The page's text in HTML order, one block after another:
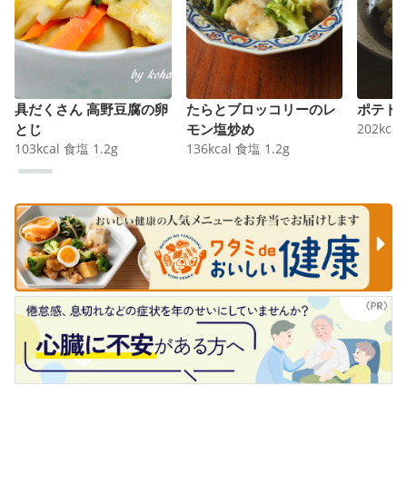
具だくさん 高野豆腐の卵
とじ
103kcal 食塩 1.2g
たらとブロッコリーのレ
モン塩炒め
136kcal 食塩 1.2g
ポテト
202kcal